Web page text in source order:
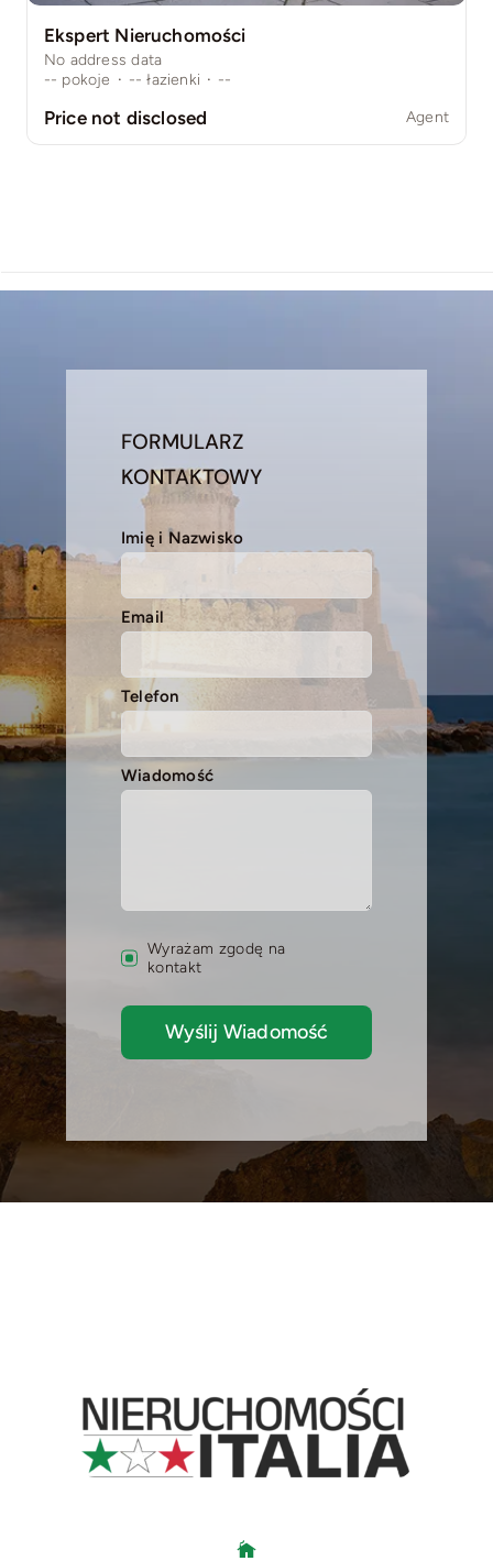
Ekspert Nieruchomości
No address data
-- pokoje · -- łazienki · --
Price not disclosed Agent
FORMULARZ
KONTAKTOWY
Imię i Nazwisko
Email
Telefon
Wiadomość
Wyrażam zgodę na
kontakt
Wyślij Wiadomość